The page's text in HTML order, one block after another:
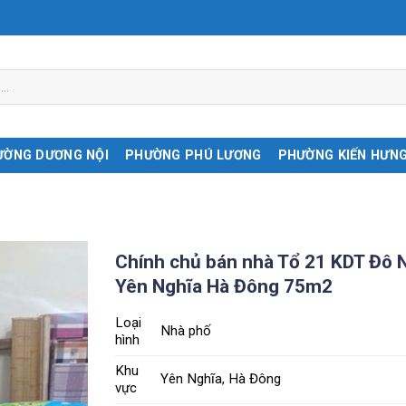
DƯƠNG NỘI PHƯỜNG PHÚ LƯƠNG PHƯỜNG KIẾN
Chính chủ bán nhà Tổ 21 KDT Đô
Yên Nghĩa Hà Đông 75m2
Loại
hình
Nhà phố
Khu
vực
Yên Nghĩa, Hà Đông